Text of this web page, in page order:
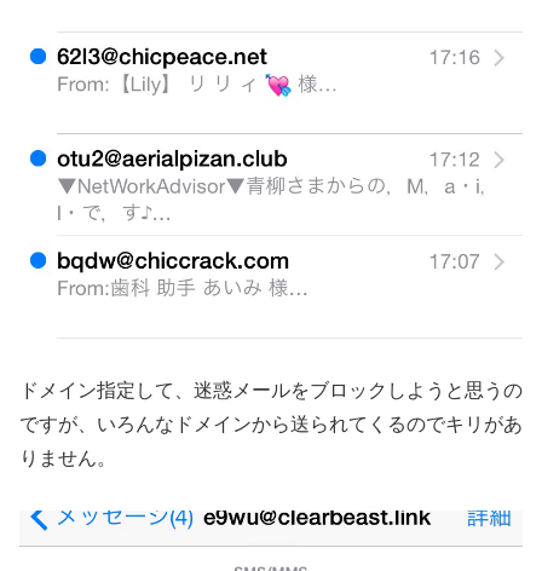
ドメイン指定して、迷惑メールをブロックしようと思うの
ですが、いろんなドメインから送られてくるのでキリがあ
りません。